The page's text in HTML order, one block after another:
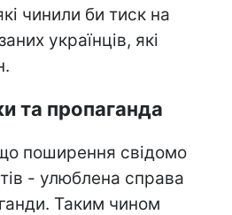
чинили би тиск на
українців, які
та пропаганда
поширення свідомо
- улюблена справа
Таким чином